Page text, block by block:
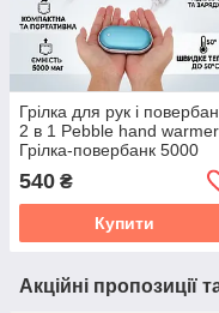
Грілка для рук і
2 в 1 Pebble hand warmer
Грілка-повербанк 5000
підігрівом
540 ₴
Купити
Акційні пропозиції